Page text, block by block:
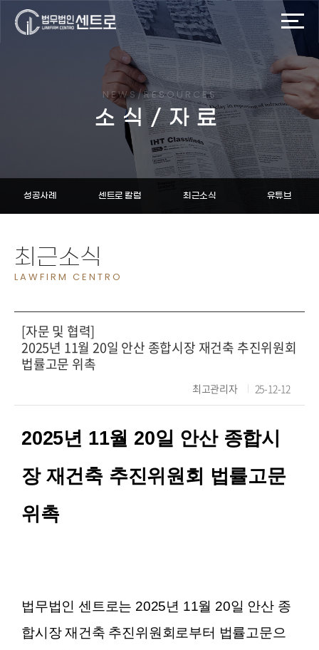
NEWS/RESOURCES
소식/자료
성공사례 센트로 칼럼 최근소식 유튜브
최근소식
[자문 및 협력]
2025년 11월 20일 안산 종합시장 재건축 추진위원회
법률고문 위촉
최고관리자 25-12-12
2025년 11월 20일 안산 종합시
장 재건축 추진위원회 법률고문
위촉
법무법인 센트로는 2025년 11월 20일 안산 종
합시장 재건축 추진위원회로부터 법률고문으